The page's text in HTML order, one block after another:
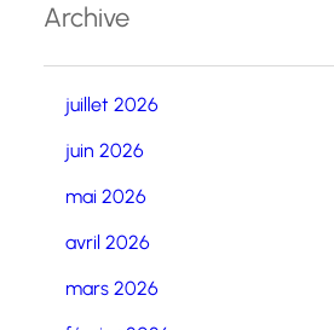
Archive
juillet 2026
juin 2026
mai 2026
avril 2026
mars 2026